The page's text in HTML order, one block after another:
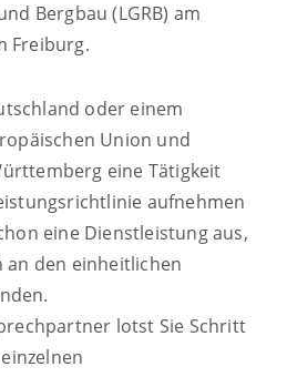
Bergbau (LGRB) am
Freiburg.
oder einem
Union und
eine Tätigkeit
aufnehmen
eine Dienstleistung aus,
an den einheitlichen
lotst Sie Schritt